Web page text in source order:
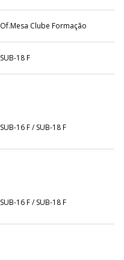
Of.Mesa Clube Formação
SUB-18 F
SUB-16 F / SUB-18 F
SUB-16 F / SUB-18 F